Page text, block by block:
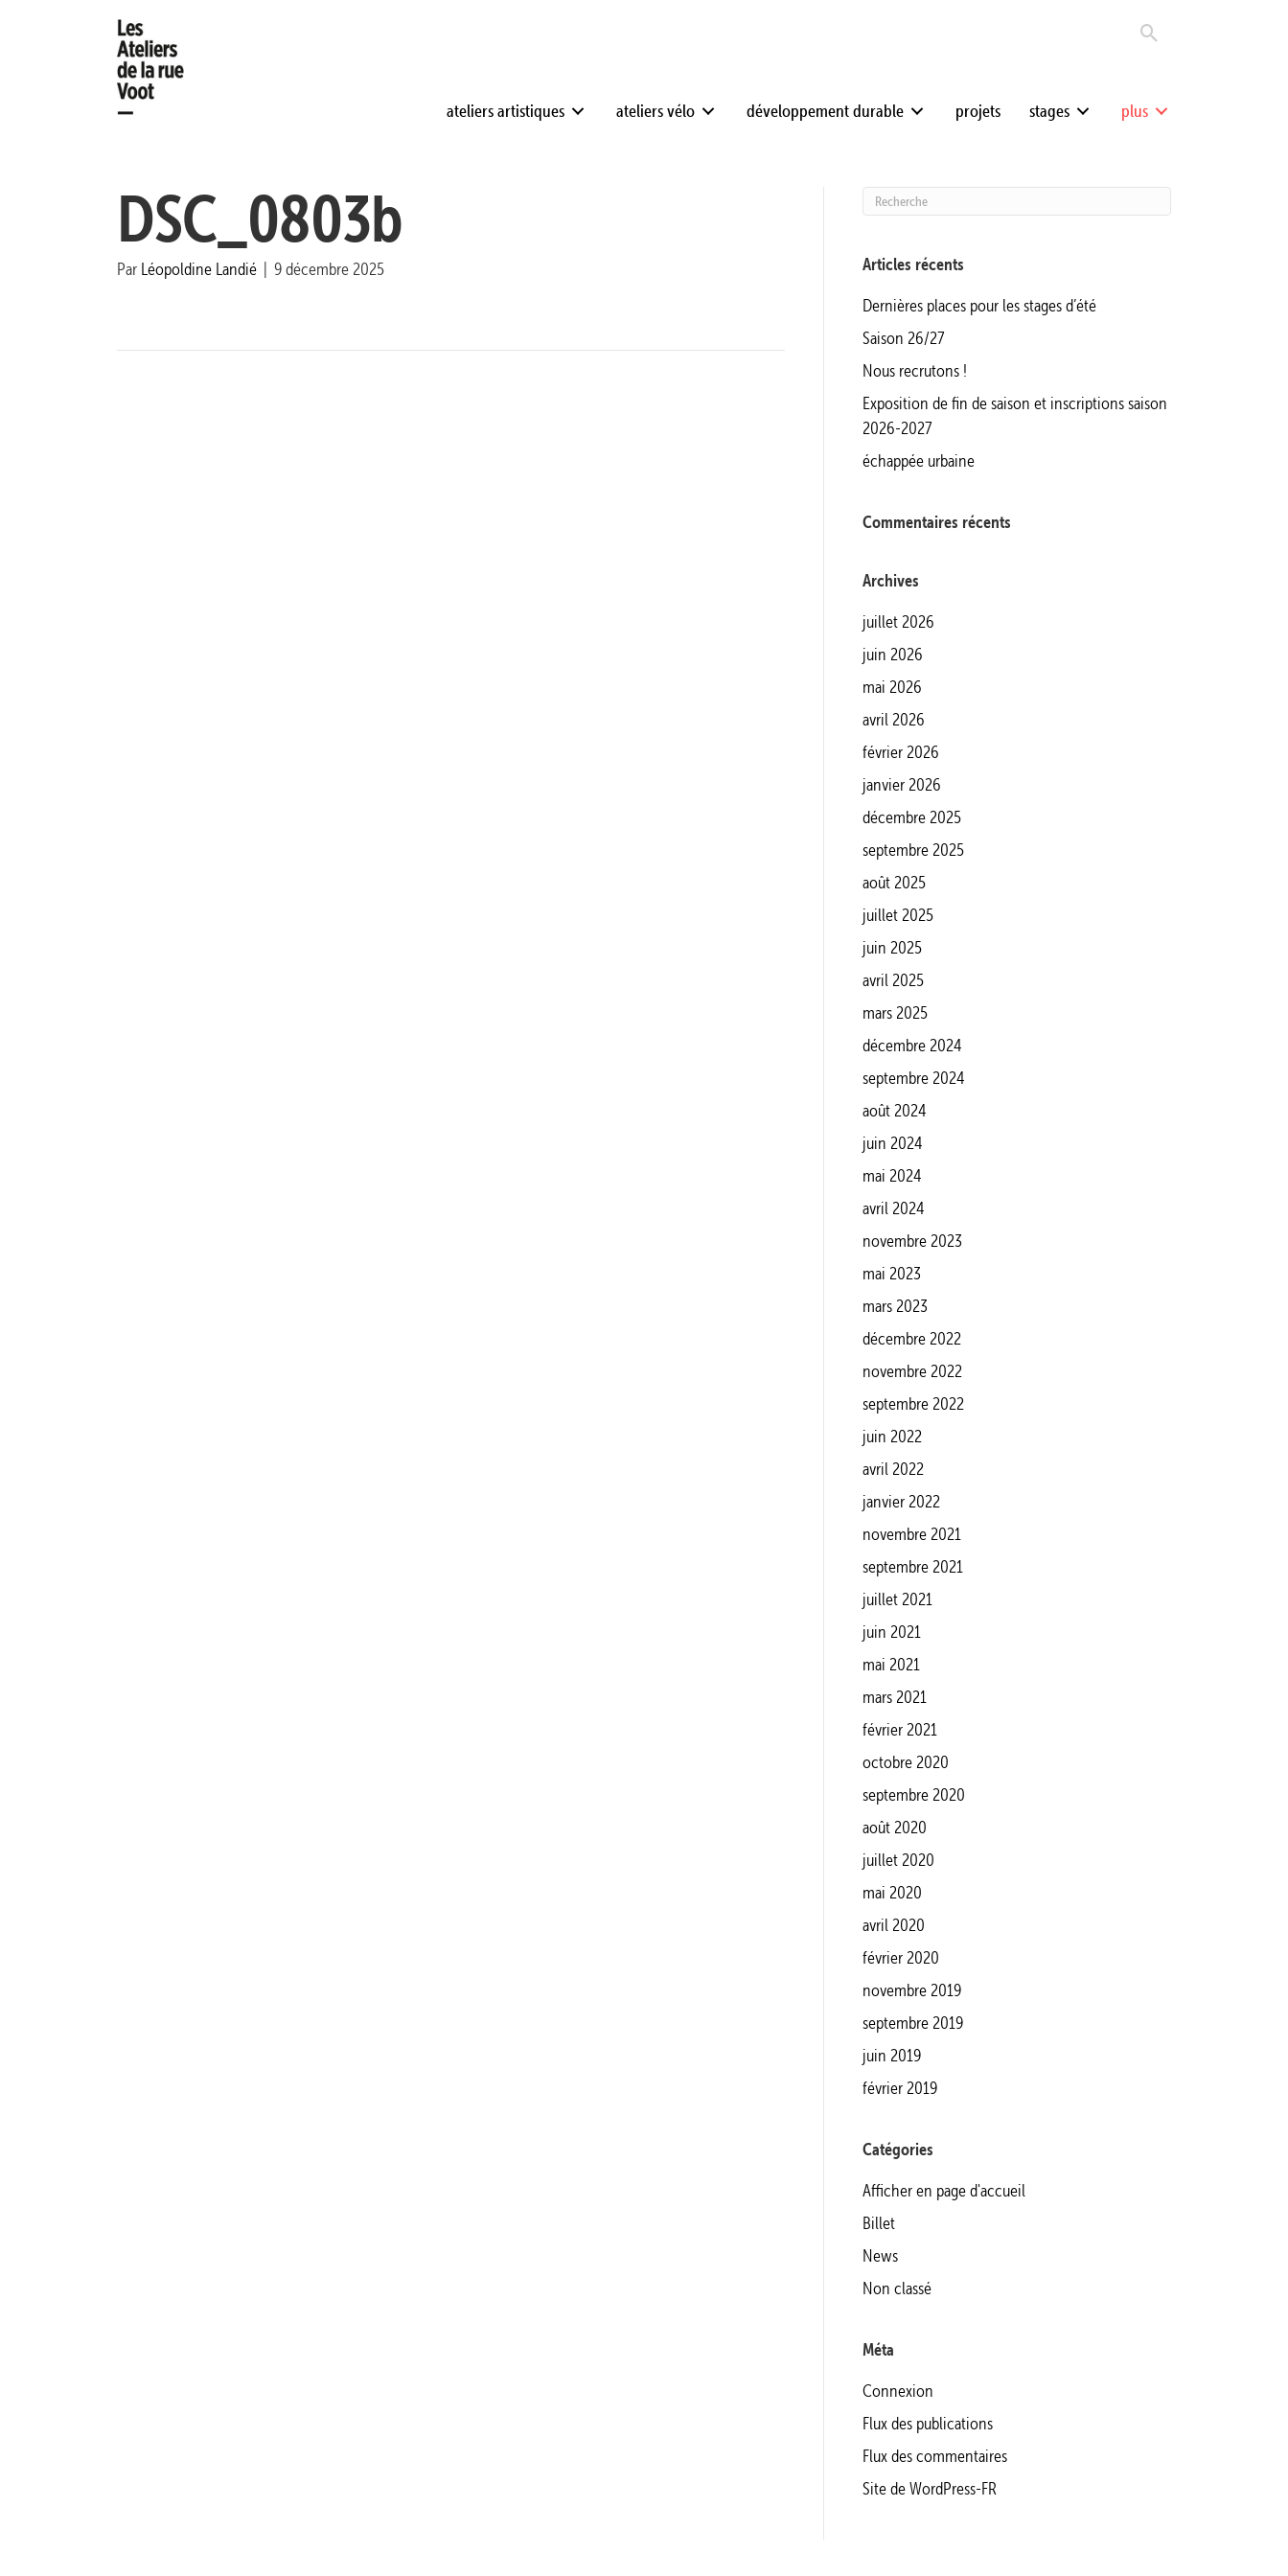
ateliers artistiques ateliers vélo développement durable projets stages plus
DSC_0803b
Par Léopoldine Landié 9 décembre 2025 Articles récents
Dernières places pour les stages d’été
Saison 26/27
Nous recrutons !
Exposition de fin de saison et inscriptions saison
2026-2027
échappée urbaine
Commentaires récents
Archives
juillet 2026
juin 2026
mai 2026
avril 2026
février 2026
janvier 2026
décembre 2025
septembre 2025
août 2025
juillet 2025
juin 2025
avril 2025
mars 2025
décembre 2024
septembre 2024
août 2024
juin 2024
mai 2024
avril 2024
novembre 2023
mai 2023
mars 2023
décembre 2022
novembre 2022
septembre 2022
juin 2022
avril 2022
janvier 2022
novembre 2021
septembre 2021
juillet 2021
juin 2021
mai 2021
mars 2021
février 2021
octobre 2020
septembre 2020
août 2020
juillet 2020
mai 2020
avril 2020
février 2020
novembre 2019
septembre 2019
juin 2019
février 2019
Catégories
Afficher en page d'accueil
Billet
News
Non classé
Méta
Connexion
Flux des publications
Flux des commentaires
Site de WordPress-FR